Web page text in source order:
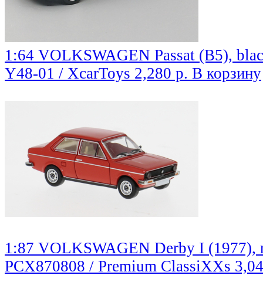
1:64 VOLKSWAGEN Passat (B5),
Y48-01 / XcarToys 2,280 р. В корзину
1:87 VOLKSWAGEN Derby I (1977),
PCX870808 / Premium ClassiXXs